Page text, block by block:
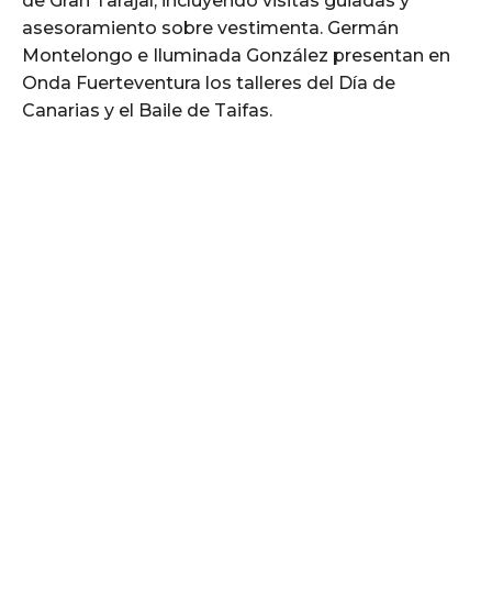
asesoramiento sobre vestimenta. Germán
Montelongo e Iluminada González presentan en
Onda Fuerteventura los talleres del Día de
Canarias y el Baile de Taifas.